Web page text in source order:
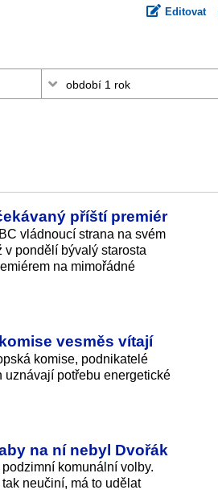
Editovat
příští premiér
vládnoucí strana na svém
v pondělí bývalý starosta
na mimořádné
vesměs vítají
komise, podnikatelé
uznávají potřebu energetické
na ní nebyl Dvořák
komunální volby.
neučiní, má to udělat